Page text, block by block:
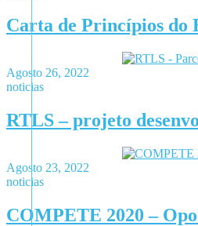
Carta de Princípios do
Agosto 26, 2022
noticias
RTLS – projeto
Agosto 23, 2022
noticias
COMPETE 2020 –